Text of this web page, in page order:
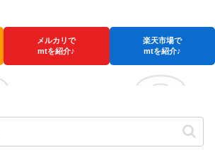
メルカリで
mtを紹介♪
楽天市場で
mtを紹介♪